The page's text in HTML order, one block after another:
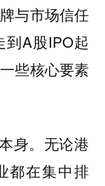
与市场信任
到A股IPO起
些核心要素
身。无论港
都在集中排